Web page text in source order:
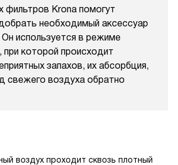
фильтров Krona помогут
необходимый аксессуар
используется в режиме
при которой происходит
запахов, их абсорбция,
свежего воздуха обратно
воздух проходит сквозь плотный